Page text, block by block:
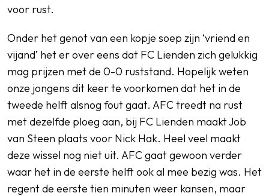
voor rust.
Onder het genot van een kopje soep zijn ‘vriend en
vijand’ het er over eens dat FC Lienden zich gelukkig
mag prijzen met de 0-0 ruststand. Hopelijk weten
onze jongens dit keer te voorkomen dat het in de
tweede helft alsnog fout gaat. AFC treedt na rust
met dezelfde ploeg aan, bij FC Lienden maakt Job
van Steen plaats voor Nick Hak. Heel veel maakt
deze wissel nog niet uit. AFC gaat gewoon verder
waar het in de eerste helft ook al mee bezig was. Het
regent de eerste tien minuten weer kansen, maar